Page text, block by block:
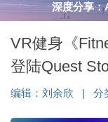
深度分享：
VR健身《
登陆Quest
编辑： 刘余欣 分